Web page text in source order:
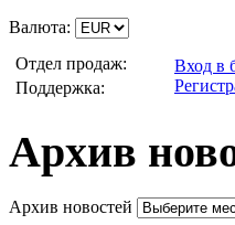
Валюта:
Отдел продаж:
Поддержка:
Вход в
Архив
Архив новостей